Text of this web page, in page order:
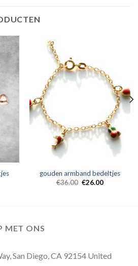
gouden armband bedeltjes
€36.00 €26.00
MET ONS
San Diego, CA 92154 United